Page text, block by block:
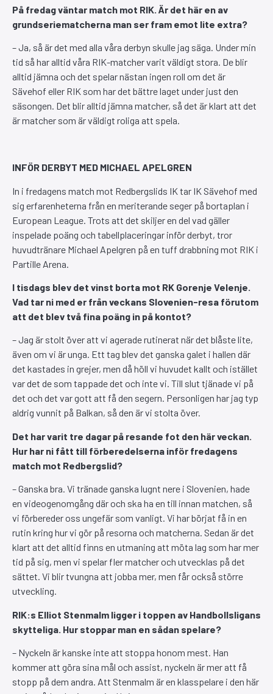
På fredag väntar match mot RIK. Är det här en av
grundseriematcherna man ser fram emot lite extra?
– Ja, så är det med alla våra derbyn skulle jag säga. Under min
tid så har alltid våra RIK-matcher varit väldigt stora. De blir
alltid jämna och det spelar nästan ingen roll om det är
Sävehof eller RIK som har det bättre laget under just den
säsongen. Det blir alltid jämna matcher, så det är klart att det
är matcher som är väldigt roliga att spela.
INFÖR DERBYT MED MICHAEL APELGREN
In i fredagens match mot Redbergslids IK tar IK Sävehof med
sig erfarenheterna från en meriterande seger på bortaplan i
European League. Trots att det skiljer en del vad gäller
inspelade poäng och tabellplaceringar inför derbyt, tror
huvudtränare Michael Apelgren på en tuff drabbning mot RIK i
Partille Arena.
I tisdags blev det vinst borta mot RK Gorenje Velenje.
Vad tar ni med er från veckans Slovenien-resa förutom
att det blev två fina poäng in på kontot?
– Jag är stolt över att vi agerade rutinerat när det blåste lite,
även om vi är unga. Ett tag blev det ganska galet i hallen där
det kastades in grejer, men då höll vi huvudet kallt och istället
var det de som tappade det och inte vi. Till slut tjänade vi på
det och det var gott att få den segern. Personligen har jag typ
aldrig vunnit på Balkan, så den är vi stolta över.
Det har varit tre dagar på resande fot den här veckan.
Hur har ni fått till förberedelserna inför fredagens
match mot Redbergslid?
– Ganska bra. Vi tränade ganska lugnt nere i Slovenien, hade
en videogenomgång där och ska ha en till innan matchen, så
vi förbereder oss ungefär som vanligt. Vi har börjat få in en
rutin kring hur vi gör på resorna och matcherna. Sedan är det
klart att det alltid finns en utmaning att möta lag som har mer
tid på sig, men vi spelar fler matcher och utvecklas på det
sättet. Vi blir tvungna att jobba mer, men får också större
utveckling.
RIK:s Elliot Stenmalm ligger i toppen av Handbollsligans
skytteliga. Hur stoppar man en sådan spelare?
– Nyckeln är kanske inte att stoppa honom mest. Han
kommer att göra sina mål och assist, nyckeln är mer att få
stopp på dem andra. Att Stenmalm är en klasspelare i den här